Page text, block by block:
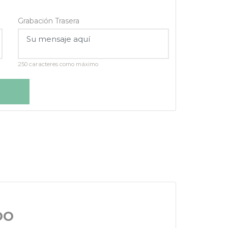
Grabación Trasera
250 caracteres como máximo